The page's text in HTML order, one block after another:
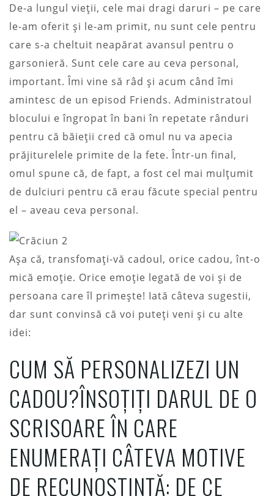
De-a lungul vieții, cele mai dragi daruri – pe care
le-am oferit și le-am primit, nu sunt cele pentru
care s-a cheltuit neapărat avansul pentru o
garsonieră. Sunt cele care au ceva personal,
important. Îmi vine să râd și acum când îmi
amintesc de un episod Friends. Administratoul
blocului e îngropat în bani în repetate rânduri
pentru că băieții cred că omul nu va apecia
prăjiturelele primite de la fete. Într-un final,
omul spune că, de fapt, a fost cel mai mulțumit
de dulciuri pentru că erau făcute special pentru
el – aveau ceva personal.
Așa că, transfomați-vă cadoul, orice cadou, înt-o
mică emoție. Orice emoție legată de voi și de
persoana care îl primește! Iată câteva sugestii,
dar sunt convinsă că voi puteți veni și cu alte
idei:
CUM SĂ PERSONALIZEZI UN
CADOU?ÎNSOȚIȚI DARUL DE O
SCRISOARE ÎN CARE
ENUMERAȚI CÂTEVA MOTIVE
DE RECUNOȘTINȚĂ: DE CE